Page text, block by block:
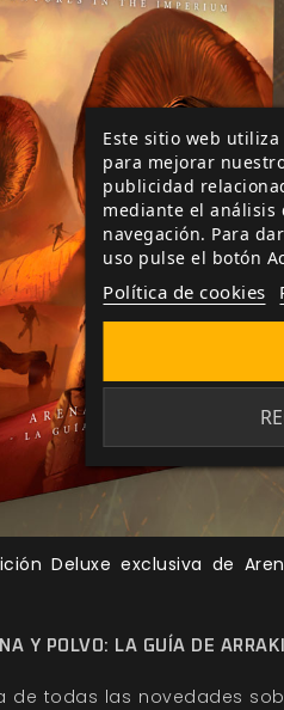
Deluxe exclusiva de
Y POLVO: LA GUÍA DE
de todas las novedades
Este sitio web
para mejorar
publicidad
mediante el análisis
navegación. Para
uso pulse el botón
Política de cookies